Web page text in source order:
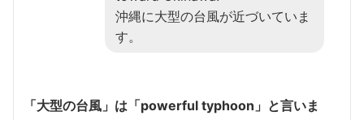
沖縄に大型の台風が近づいていま
す。
「大型の台風」は「powerful typhoon」と言いま